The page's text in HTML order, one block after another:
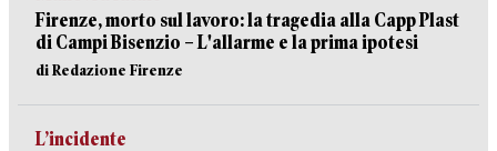
Firenze, morto sul lavoro: la tragedia alla Capp Plast
di Campi Bisenzio – L'allarme e la prima ipotesi
di Redazione Firenze
L’incidente